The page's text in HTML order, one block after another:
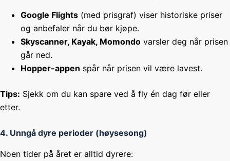
Google Flights (med prisgraf) viser historiske priser
og anbefaler når du bør kjøpe.
Skyscanner, Kayak, Momondo varsler deg når prisen
går ned.
Hopper-appen spår når prisen vil være lavest.
Tips: Sjekk om du kan spare ved å fly én dag før eller
etter.
4. Unngå dyre perioder (høysesong)
Noen tider på året er alltid dyrere: